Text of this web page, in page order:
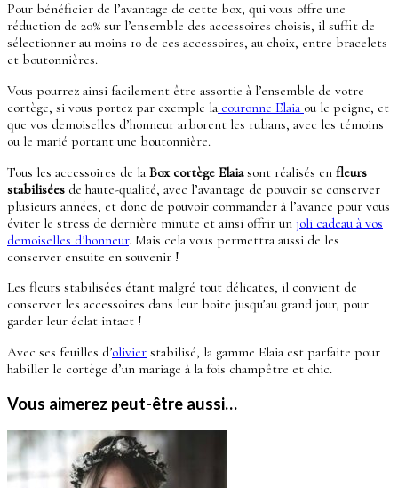
Pour bénéficier de l’avantage de cette box, qui vous offre une
réduction de 20% sur l’ensemble des accessoires choisis, il suffit de
sélectionner au moins 10 de ces accessoires, au choix, entre bracelets
et boutonnières.
Vous pourrez ainsi facilement être assortie à l’ensemble de votre
cortège, si vous portez par exemple la couronne Elaia ou le peigne, et
que vos demoiselles d’honneur arborent les rubans, avec les témoins
ou le marié portant une boutonnière.
Tous les accessoires de la Box cortège Elaiasont réalisés en fleurs
stabilisées de haute-qualité, avec l’avantage de pouvoir se conserver
plusieurs années, et donc de pouvoir commander à l’avance pour vous
éviter le stress de dernière minute et ainsi offrir un joli cadeau à vos
demoiselles d’honneur. Mais cela vous permettra aussi de les
conserver ensuite en souvenir !
Les fleurs stabilisées étant malgré tout délicates, il convient de
conserver les accessoires dans leur boite jusqu’au grand jour, pour
garder leur éclat intact !
Avec ses feuilles d’olivier stabilisé, la gamme Elaia est parfaite pour
habiller le cortège d’un mariage à la fois champêtre et chic.
Vous aimerez peut-être aussi…